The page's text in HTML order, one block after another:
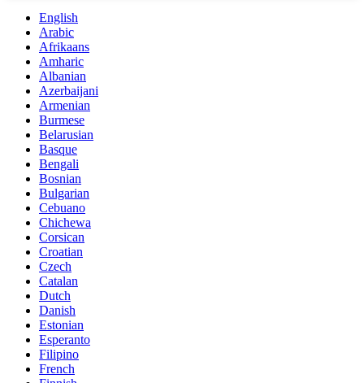
English
Arabic
Afrikaans
Amharic
Albanian
Azerbaijani
Armenian
Burmese
Belarusian
Basque
Bengali
Bosnian
Bulgarian
Cebuano
Chichewa
Corsican
Croatian
Czech
Catalan
Dutch
Danish
Estonian
Esperanto
Filipino
French